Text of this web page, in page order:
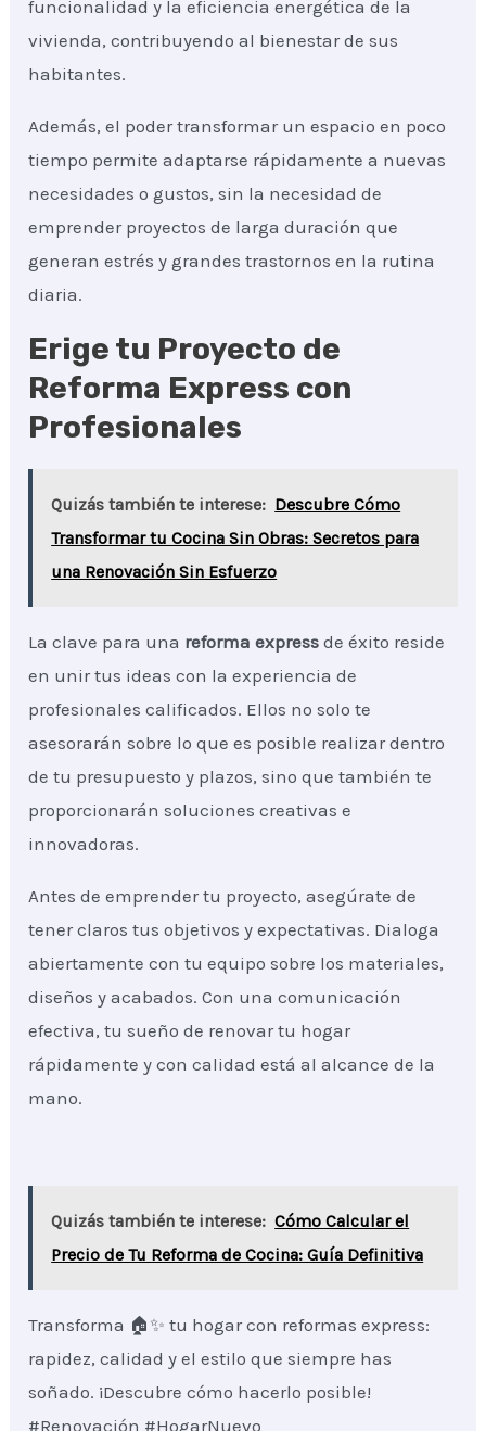
funcionalidad y la eficiencia energética de la
vivienda, contribuyendo al bienestar de sus
habitantes.
Además, el poder transformar un espacio en poco
tiempo permite adaptarse rápidamente a nuevas
necesidades o gustos, sin la necesidad de
emprender proyectos de larga duración que
generan estrés y grandes trastornos en la rutina
diaria.
Erige tu Proyecto de
Reforma Express con
Profesionales
Quizás también te interese: Descubre Cómo
Transformar tu Cocina Sin Obras: Secretos para
una Renovación Sin Esfuerzo
La clave para una reforma express de éxito reside
en unir tus ideas con la experiencia de
profesionales calificados. Ellos no solo te
asesorarán sobre lo que es posible realizar dentro
de tu presupuesto y plazos, sino que también te
proporcionarán soluciones creativas e
innovadoras.
Antes de emprender tu proyecto, asegúrate de
tener claros tus objetivos y expectativas. Dialoga
abiertamente con tu equipo sobre los materiales,
diseños y acabados. Con una comunicación
efectiva, tu sueño de renovar tu hogar
rápidamente y con calidad está al alcance de la
mano.
Quizás también te interese: Cómo Calcular el
Precio de Tu Reforma de Cocina: Guía Definitiva
Transforma 🏠✨ tu hogar con reformas express:
rapidez, calidad y el estilo que siempre has
soñado. ¡Descubre cómo hacerlo posible!
#Renovación #HogarNuevo